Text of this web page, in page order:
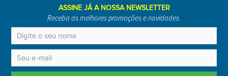
ASSINE JÁ A NOSSA NEWSLETTER
Receba as melhores promoções e novidades.